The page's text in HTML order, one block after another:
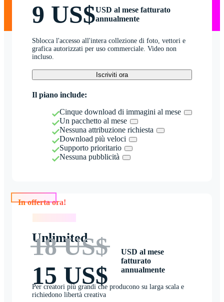
9 US$USD al mese fatturato
annualmente
Sblocca l'accesso all'intera collezione di foto, vettori e
grafica autorizzati per uso commerciale. Video non
incluso.
Iscriviti ora
Il piano include:
Cinque download di immagini al mese
Un pacchetto al mese
Nessuna attribuzione richiesta
Download più veloci
Supporto prioritario
Nessuna pubblicità
Unlimited
18 US$
15 US$
USD al mese
fatturato
annualmente
Per creatori più grandi che producono su larga scala e
richiedono libertà creativa